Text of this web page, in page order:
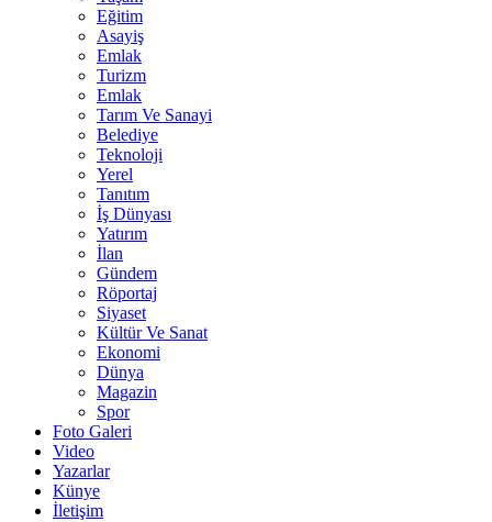
Eğitim
Asayiş
Emlak
Turizm
Emlak
Tarım Ve Sanayi
Belediye
Teknoloji
Yerel
Tanıtım
İş Dünyası
Yatırım
İlan
Gündem
Röportaj
Siyaset
Kültür Ve Sanat
Ekonomi
Dünya
Magazin
Spor
Foto Galeri
Video
Yazarlar
Künye
İletişim